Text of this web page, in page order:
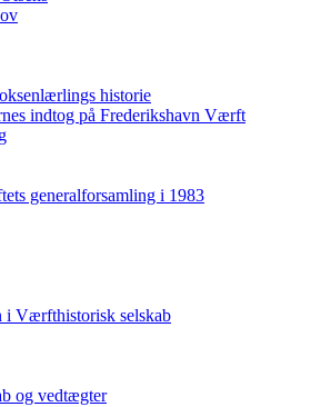
historie
indtog på Frederikshavn Værft
generalforsamling i 1983
i Værfthistorisk selskab
og vedtægter